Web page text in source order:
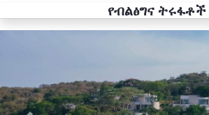
የብልፅግና ትሩፋቶች